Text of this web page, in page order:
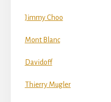
Jimmy Choo
Mont Blanc
Davidoff
Thierry Mugler